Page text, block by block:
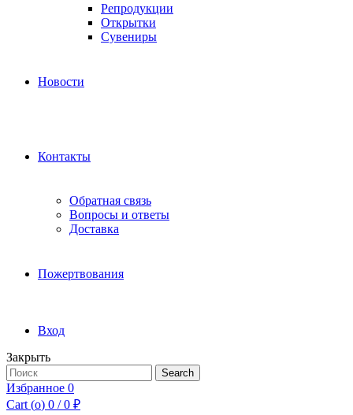
Репродукции
Открытки
Сувениры
Новости
Контакты
Обратная связь
Вопросы и ответы
Доставка
Пожертвования
Вход
Закрыть
Search
for:
Search
Избранное 0
Cart (o) 0 / 0 ₽